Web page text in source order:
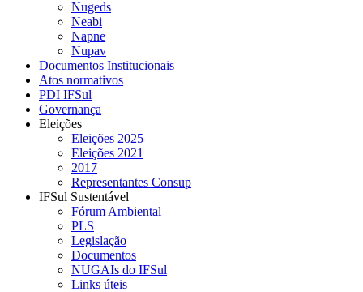
Nugeds
Neabi
Napne
Nupav
Documentos Institucionais
Atos normativos
PDI IFSul
Governança
Eleições
Eleições 2025
Eleições 2021
2017
Representantes Consup
IFSul Sustentável
Fórum Ambiental
PLS
Legislação
Documentos
NUGAIs do IFSul
Links úteis